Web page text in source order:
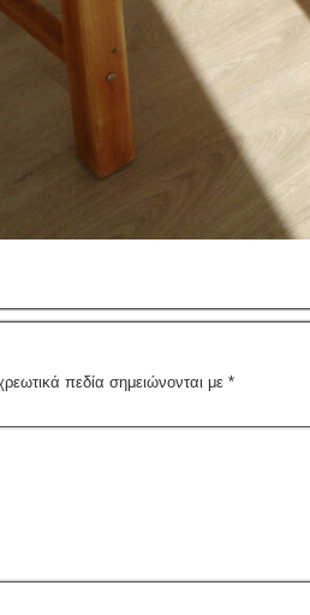
πεδία σημειώνονται με *